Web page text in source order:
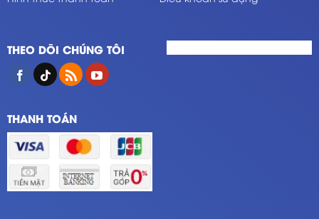
THEO DÕI CHÚNG TÔI
THANH TOÁN